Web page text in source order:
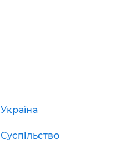
Україна
Суспільство